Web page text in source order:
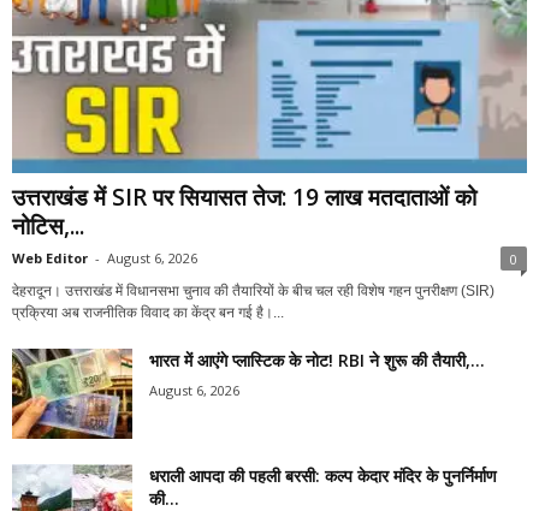
उत्तराखंड में SIR पर सियासत तेज: 19 लाख मतदाताओं को
नोटिस,...
Web Editor - August 6, 2026 0
देहरादून। उत्तराखंड में विधानसभा चुनाव की तैयारियों के बीच चल रही विशेष गहन पुनरीक्षण (SIR)
प्रक्रिया अब राजनीतिक विवाद का केंद्र बन गई है।...
भारत में आएंगे प्लास्टिक के नोट! RBI ने शुरू की तैयारी,...
August 6, 2026
धराली आपदा की पहली बरसी: कल्प केदार मंदिर के पुनर्निर्माण
की...